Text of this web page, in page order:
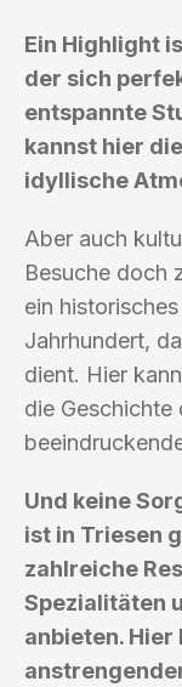
Ein Highlight
der sich
entspannte
kannst hier
idyllische
Aber auch
Besuche doch
ein
Jahrhundert,
dient. Hier
die Geschichte
Und keine
ist in Triesen
zahlreiche
Spezialitäten
anbieten. Hier